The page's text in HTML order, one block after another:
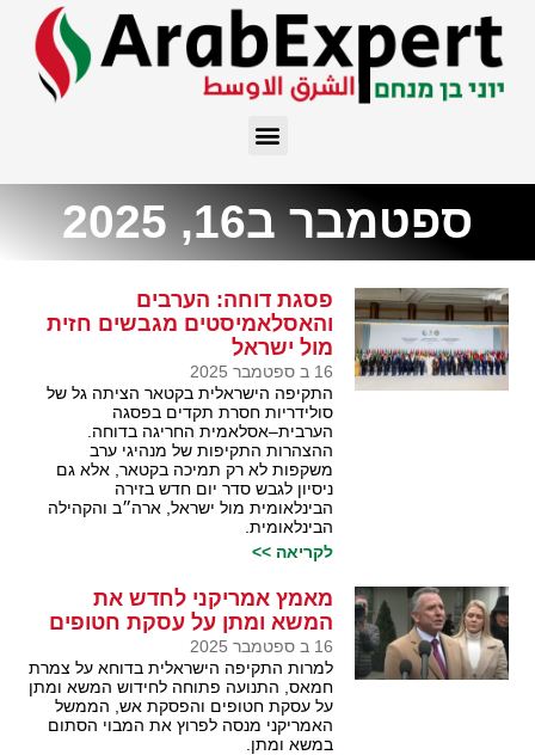
ספטמבר ב16, 2025
פסגת דוחה: הערבים
והאסלאמיסטים מגבשים חזית
מול ישראל
16 ב ספטמבר 2025
התקיפה הישראלית בקטאר הציתה גל של
סולידריות חסרת תקדים בפסגה
הערבית–אסלאמית החריגה בדוחה.
ההצהרות התקיפות של מנהיגי ערב
משקפות לא רק תמיכה בקטאר, אלא גם
ניסיון לגבש סדר יום חדש בזירה
הבינלאומית מול ישראל, ארה״ב והקהילה
הבינלאומית.
לקריאה >>
מאמץ אמריקני לחדש את
המשא ומתן על עסקת חטופים
16 ב ספטמבר 2025
למרות התקיפה הישראלית בדוחא על צמרת
חמאס, התנועה פתוחה לחידוש המשא ומתן
על עסקת חטופים והפסקת אש, הממשל
האמריקני מנסה לפרוץ את המבוי הסתום
במשא ומתן.